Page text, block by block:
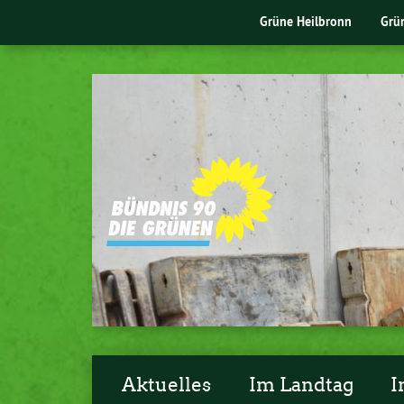
Grüne Heilbronn
Aktuelles Im Landtag